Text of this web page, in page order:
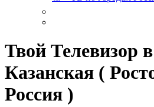
Твой Телевизор
Казанская (
Россия )